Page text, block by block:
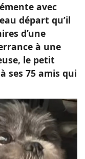
avec
départ qu’il
d’une
à une
le petit
ses 75 amis qui